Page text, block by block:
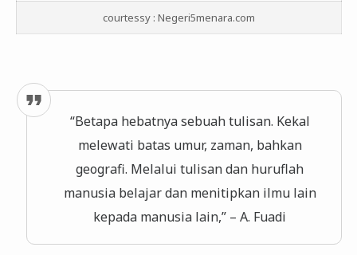
courtessy : Negeri5menara.com
“Betapa hebatnya sebuah tulisan. Kekal
melewati batas umur, zaman, bahkan
geografi. Melalui tulisan dan huruflah
manusia belajar dan menitipkan ilmu lain
kepada manusia lain,” – A. Fuadi